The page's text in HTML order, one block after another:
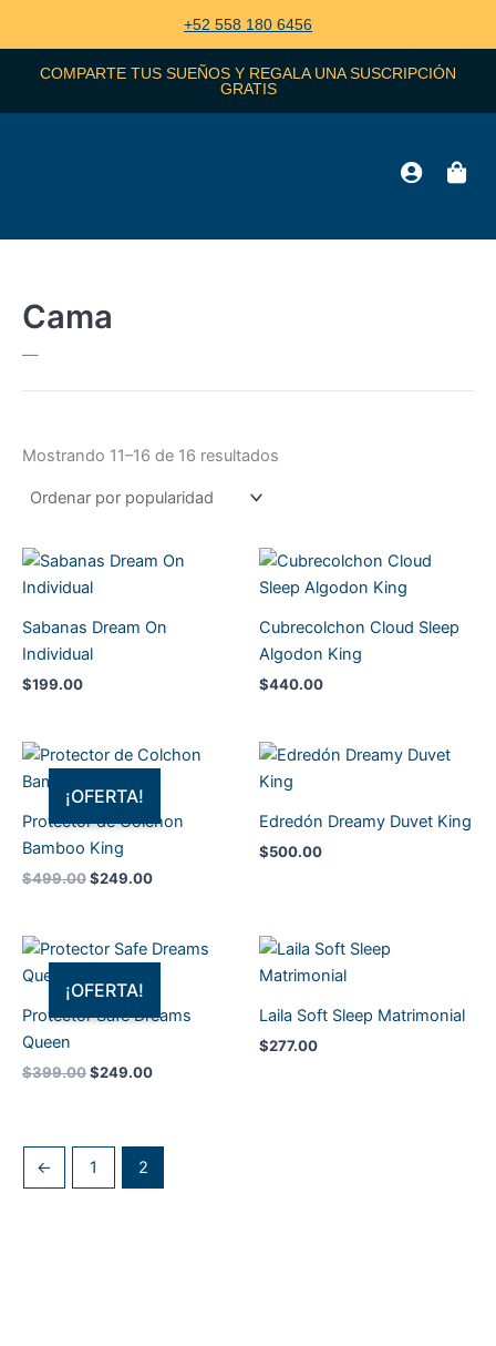
contenido
+52 558 180 6456
COMPARTE TUS SUEÑOS Y REGALA UNA SUSCRIPCIÓN
GRATIS
Cama
—
Mostrando 11–16 de 16 resultados
por
popularidad
Sabanas Dream On
Individual
$199.00
Cubrecolchon Cloud Sleep
Algodon King
$440.00
¡OFERTA!
Protector de Colchon
Bamboo King
$499.00
El
precio
original
era:
$499.00.
$249.00
El
precio
$249.00.
Edredón Dreamy Duvet King
$500.00
¡OFERTA!
Protector Safe Dreams
Queen
$399.00
El
precio
original
era:
$399.00.
$249.00
El
precio
$249.00.
Laila Soft Sleep Matrimonial
$277.00
← 1 2